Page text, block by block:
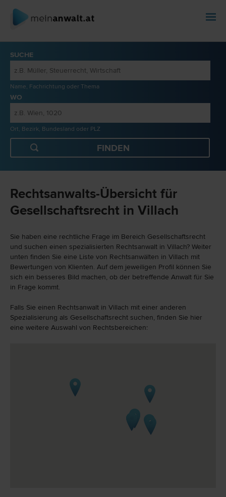
SUCHE
Name, Fachrichtung oder Thema
WO
Ort, Bezirk, Bundesland oder PLZ
Rechtsanwalts-Übersicht für
Gesellschaftsrecht in Villach
Sie haben eine rechtliche Frage im Bereich Gesellschaftsrecht
und suchen einen spezialisierten Rechtsanwalt in Villach? Weiter
unten finden Sie eine Liste von Rechtsanwälten in Villach mit
Bewertungen von Klienten. Auf dem jeweiligen Profil können Sie
sich ein besseres Bild machen, ob der betreffende Anwalt für Sie
in Frage kommt.
Falls Sie einen Rechtsanwalt in Villach mit einer anderen
Spezialisierung als Gesellschaftsrecht suchen, finden Sie hier
eine weitere Auswahl von Rechtsbereichen: